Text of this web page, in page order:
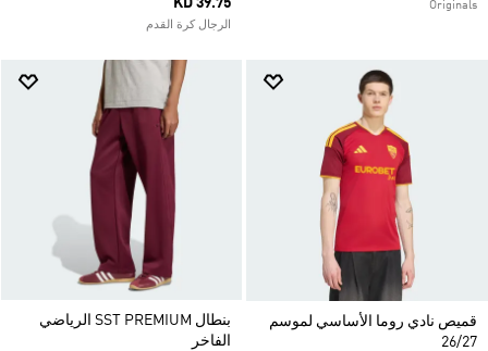
Originals
KD 39.75
الرجال كرة القدم
قميص نادي روما الأساسي لموسم
26/27
بنطال SST PREMIUM الرياضي
الفاخر